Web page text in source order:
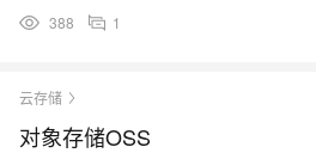
388 1
云存储
对象存储OSS